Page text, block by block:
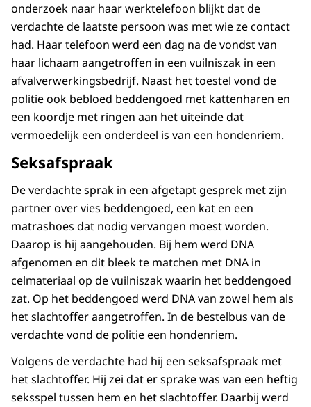
onderzoek naar haar werktelefoon blijkt dat de
verdachte de laatste persoon was met wie ze contact
had. Haar telefoon werd een dag na de vondst van
haar lichaam aangetroffen in een vuilniszak in een
afvalverwerkingsbedrijf. Naast het toestel vond de
politie ook bebloed beddengoed met kattenharen en
een koordje met ringen aan het uiteinde dat
vermoedelijk een onderdeel is van een hondenriem.
Seksafspraak
De verdachte sprak in een afgetapt gesprek met zijn
partner over vies beddengoed, een kat en een
matrashoes dat nodig vervangen moest worden.
Daarop is hij aangehouden. Bij hem werd DNA
afgenomen en dit bleek te matchen met DNA in
celmateriaal op de vuilniszak waarin het beddengoed
zat. Op het beddengoed werd DNA van zowel hem als
het slachtoffer aangetroffen. In de bestelbus van de
verdachte vond de politie een hondenriem.
Volgens de verdachte had hij een seksafspraak met
het slachtoffer. Hij zei dat er sprake was van een heftig
seksspel tussen hem en het slachtoffer. Daarbij werd